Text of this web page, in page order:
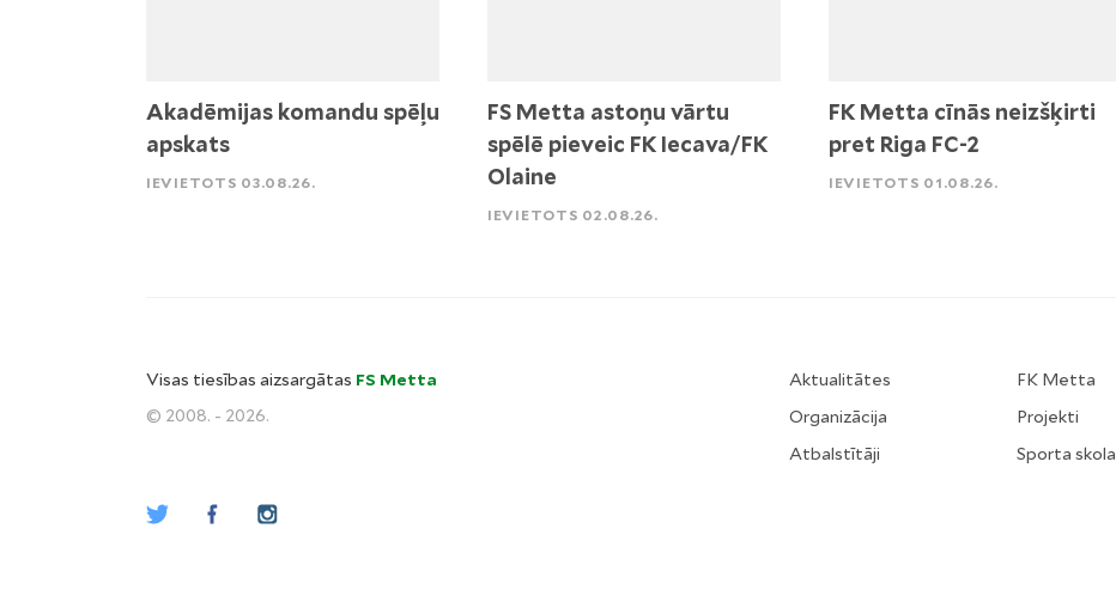
Akadēmijas komandu spēļu
apskats
IEVIETOTS 03.08.26.
FS Metta astoņu vārtu
spēlē pieveic FK Iecava/FK
Olaine
IEVIETOTS 02.08.26.
FK Metta cīnās neizšķirti
pret Riga FC-2
IEVIETOTS 01.08.26.
Visas tiesības aizsargātas FS Metta
© 2008. - 2026.
Aktualitātes
Organizācija
Atbalstītāji
FK Metta
Projekti
Sporta skola